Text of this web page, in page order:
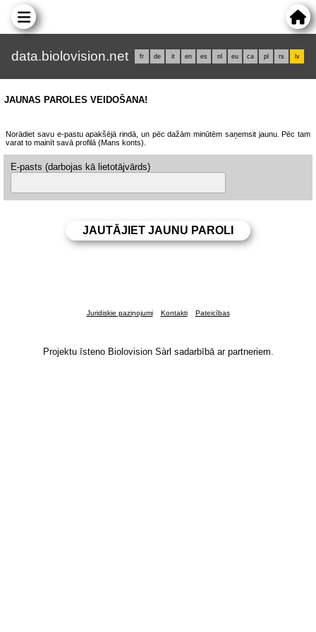
data.biolovision.net fr de it en es nl eu ca pl rs lv
JAUNAS PAROLES VEIDOŠANA!
Norādiet savu e-pastu apakšējā rindā, un pēc dažām minūtēm saņemsit jaunu. Pēc tam
varat to mainīt savā profilā (Mans konts).
E-pasts (darbojas kā lietotājvārds)
Juridiskie paziņojumi Kontakti Pateicības
Projektu īsteno Biolovision Sàrl sadarbībā ar partneriem.